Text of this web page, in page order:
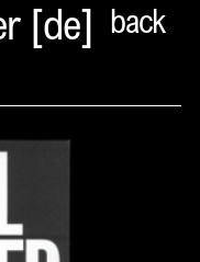
back
0)
[de]